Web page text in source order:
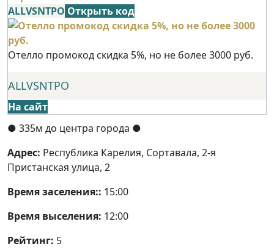
ALLVSNTPO Открыть код
Отелло промокод скидка 5%, но не более 3000 руб.
ALLVSNTPO
На сайт
● 335м до центра города ●
Адрес: Республика Карелия, Сортавала, 2-я
Пристанская улица, 2
Время заселения:: 15:00
Время выселения: 12:00
Рейтинг: 5